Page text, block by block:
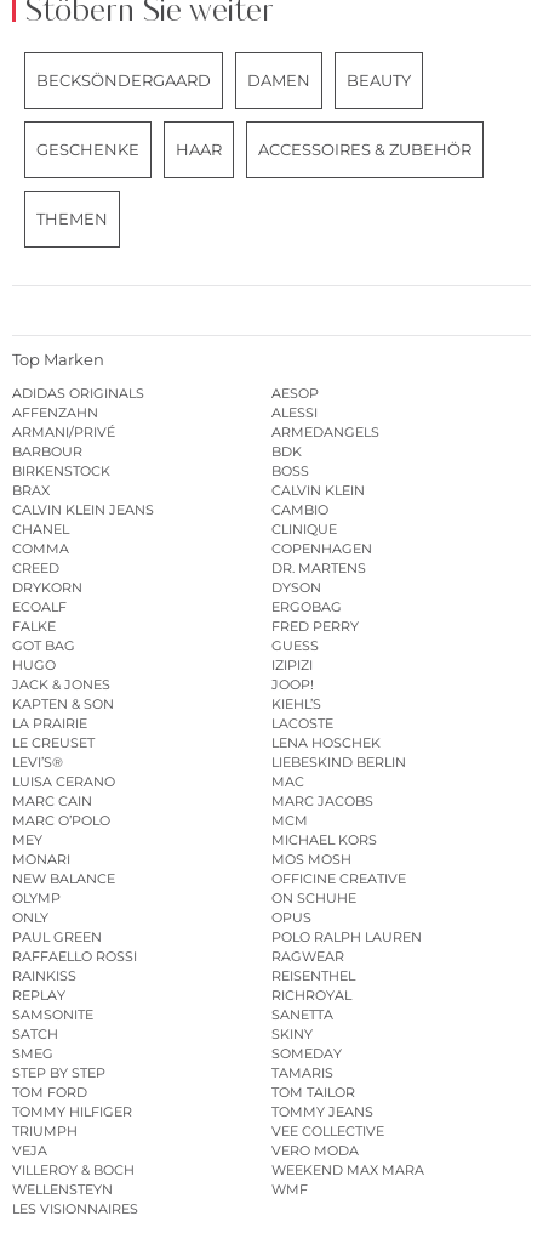
Stöbern Sie weiter
BECKSÖNDERGAARD DAMEN BEAUTY
GESCHENKE HAAR ACCESSOIRES & ZUBEHÖR
THEMEN
Top Marken
ADIDAS ORIGINALS
AESOP
AFFENZAHN
ALESSI
ARMANI/PRIVÉ
ARMEDANGELS
BARBOUR
BDK
BIRKENSTOCK
BOSS
BRAX
CALVIN KLEIN
CALVIN KLEIN JEANS
CAMBIO
CHANEL
CLINIQUE
COMMA
COPENHAGEN
CREED
DR. MARTENS
DRYKORN
DYSON
ECOALF
ERGOBAG
FALKE
FRED PERRY
GOT BAG
GUESS
HUGO
IZIPIZI
JACK & JONES
JOOP!
KAPTEN & SON
KIEHL’S
LA PRAIRIE
LACOSTE
LE CREUSET
LENA HOSCHEK
LEVI’S®
LIEBESKIND BERLIN
LUISA CERANO
MAC
MARC CAIN
MARC JACOBS
MARC O’POLO
MCM
MEY
MICHAEL KORS
MONARI
MOS MOSH
NEW BALANCE
OFFICINE CREATIVE
OLYMP
ON SCHUHE
ONLY
OPUS
PAUL GREEN
POLO RALPH LAUREN
RAFFAELLO ROSSI
RAGWEAR
RAINKISS
REISENTHEL
REPLAY
RICHROYAL
SAMSONITE
SANETTA
SATCH
SKINY
SMEG
SOMEDAY
STEP BY STEP
TAMARIS
TOM FORD
TOM TAILOR
TOMMY HILFIGER
TOMMY JEANS
TRIUMPH
VEE COLLECTIVE
VEJA
VERO MODA
VILLEROY & BOCH
WEEKEND MAX MARA
WELLENSTEYN
WMF
LES VISIONNAIRES